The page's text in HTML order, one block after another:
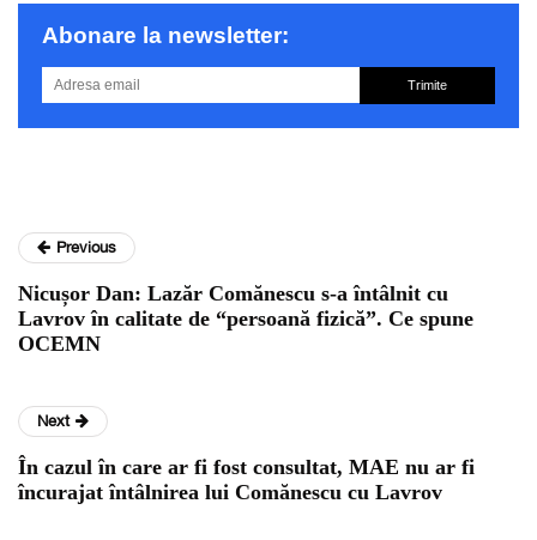
Abonare la newsletter:
Trimite
Previous
Nicușor Dan: Lazăr Comănescu s-a întâlnit cu
Lavrov în calitate de “persoană fizică”. Ce spune
OCEMN
Next
În cazul în care ar fi fost consultat, MAE nu ar fi
încurajat întâlnirea lui Comănescu cu Lavrov